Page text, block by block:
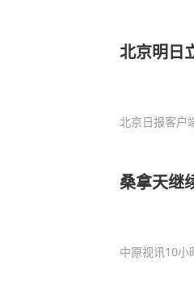
北京明日
北京日报客户
桑拿天继
中原视讯10小